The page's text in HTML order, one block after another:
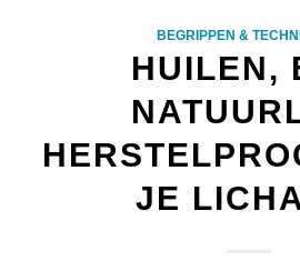
BEGRIPPEN &
HUILEN,
JE